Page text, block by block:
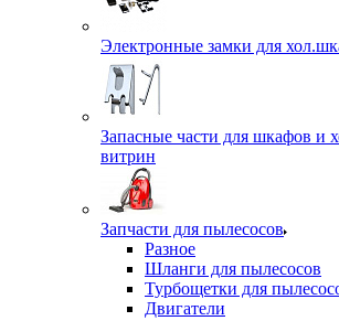
Электронные замки для
Запасные части для шкафов и
витрин
Запчасти для пылесосов
Разное
Шланги для пылесосов
Турбощетки для
Двигатели